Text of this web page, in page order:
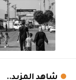
شاهد المزيد..